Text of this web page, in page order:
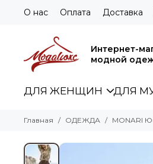
О нас Оплата Доставка
Интернет-
модной
ДЛЯ ЖЕНЩИН ДЛЯ
Главная ОДЕЖДА MONARI